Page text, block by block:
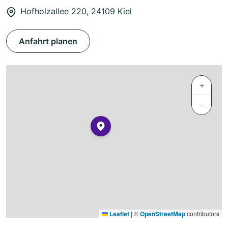
Hofholzallee 220, 24109 Kiel
Anfahrt planen
+
−
Leaflet | ©OpenStreetMapcontributors